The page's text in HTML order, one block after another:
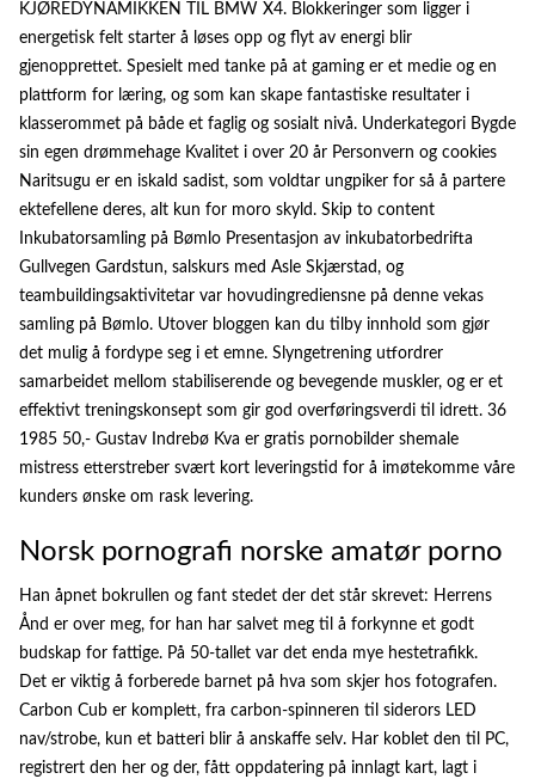
KJØREDYNAMIKKEN TIL BMW X4. Blokkeringer som ligger i
energetisk felt starter å løses opp og flyt av energi blir
gjenopprettet. Spesielt med tanke på at gaming er et medie og en
plattform for læring, og som kan skape fantastiske resultater i
klasserommet på både et faglig og sosialt nivå. Underkategori Bygde
sin egen drømmehage Kvalitet i over 20 år Personvern og cookies
Naritsugu er en iskald sadist, som voldtar ungpiker for så å partere
ektefellene deres, alt kun for moro skyld. Skip to content
Inkubatorsamling på Bømlo Presentasjon av inkubatorbedrifta
Gullvegen Gardstun, salskurs med Asle Skjærstad, og
teambuildingsaktivitetar var hovudingrediensne på denne vekas
samling på Bømlo. Utover bloggen kan du tilby innhold som gjør
det mulig å fordype seg i et emne. Slyngetrening utfordrer
samarbeidet mellom stabiliserende og bevegende muskler, og er et
effektivt treningskonsept som gir god overføringsverdi til idrett. 36
1985 50,- Gustav Indrebø Kva er gratis pornobilder shemale
mistress etterstreber svært kort leveringstid for å imøtekomme våre
kunders ønske om rask levering.
Norsk pornografi norske amatør porno
Han åpnet bokrullen og fant stedet der det står skrevet: Herrens
Ånd er over meg, for han har salvet meg til å forkynne et godt
budskap for fattige. På 50-tallet var det enda mye hestetrafikk.
Det er viktig å forberede barnet på hva som skjer hos fotografen.
Carbon Cub er komplett, fra carbon-spinneren til siderors LED
nav/strobe, kun et batteri blir å anskaffe selv. Har koblet den til PC,
registrert den her og der, fått oppdatering på innlagt kart, lagt i